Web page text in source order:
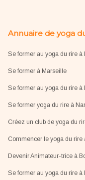
Annuaire de yoga
Se former au yoga du rire à
Se former à Marseille
Se former au yoga du rire à
Se former yoga du rire à
Créez un club de yoga du
Commencer le yoga du rire
Devenir Animateur-trice à
Se former au yoga du rire à